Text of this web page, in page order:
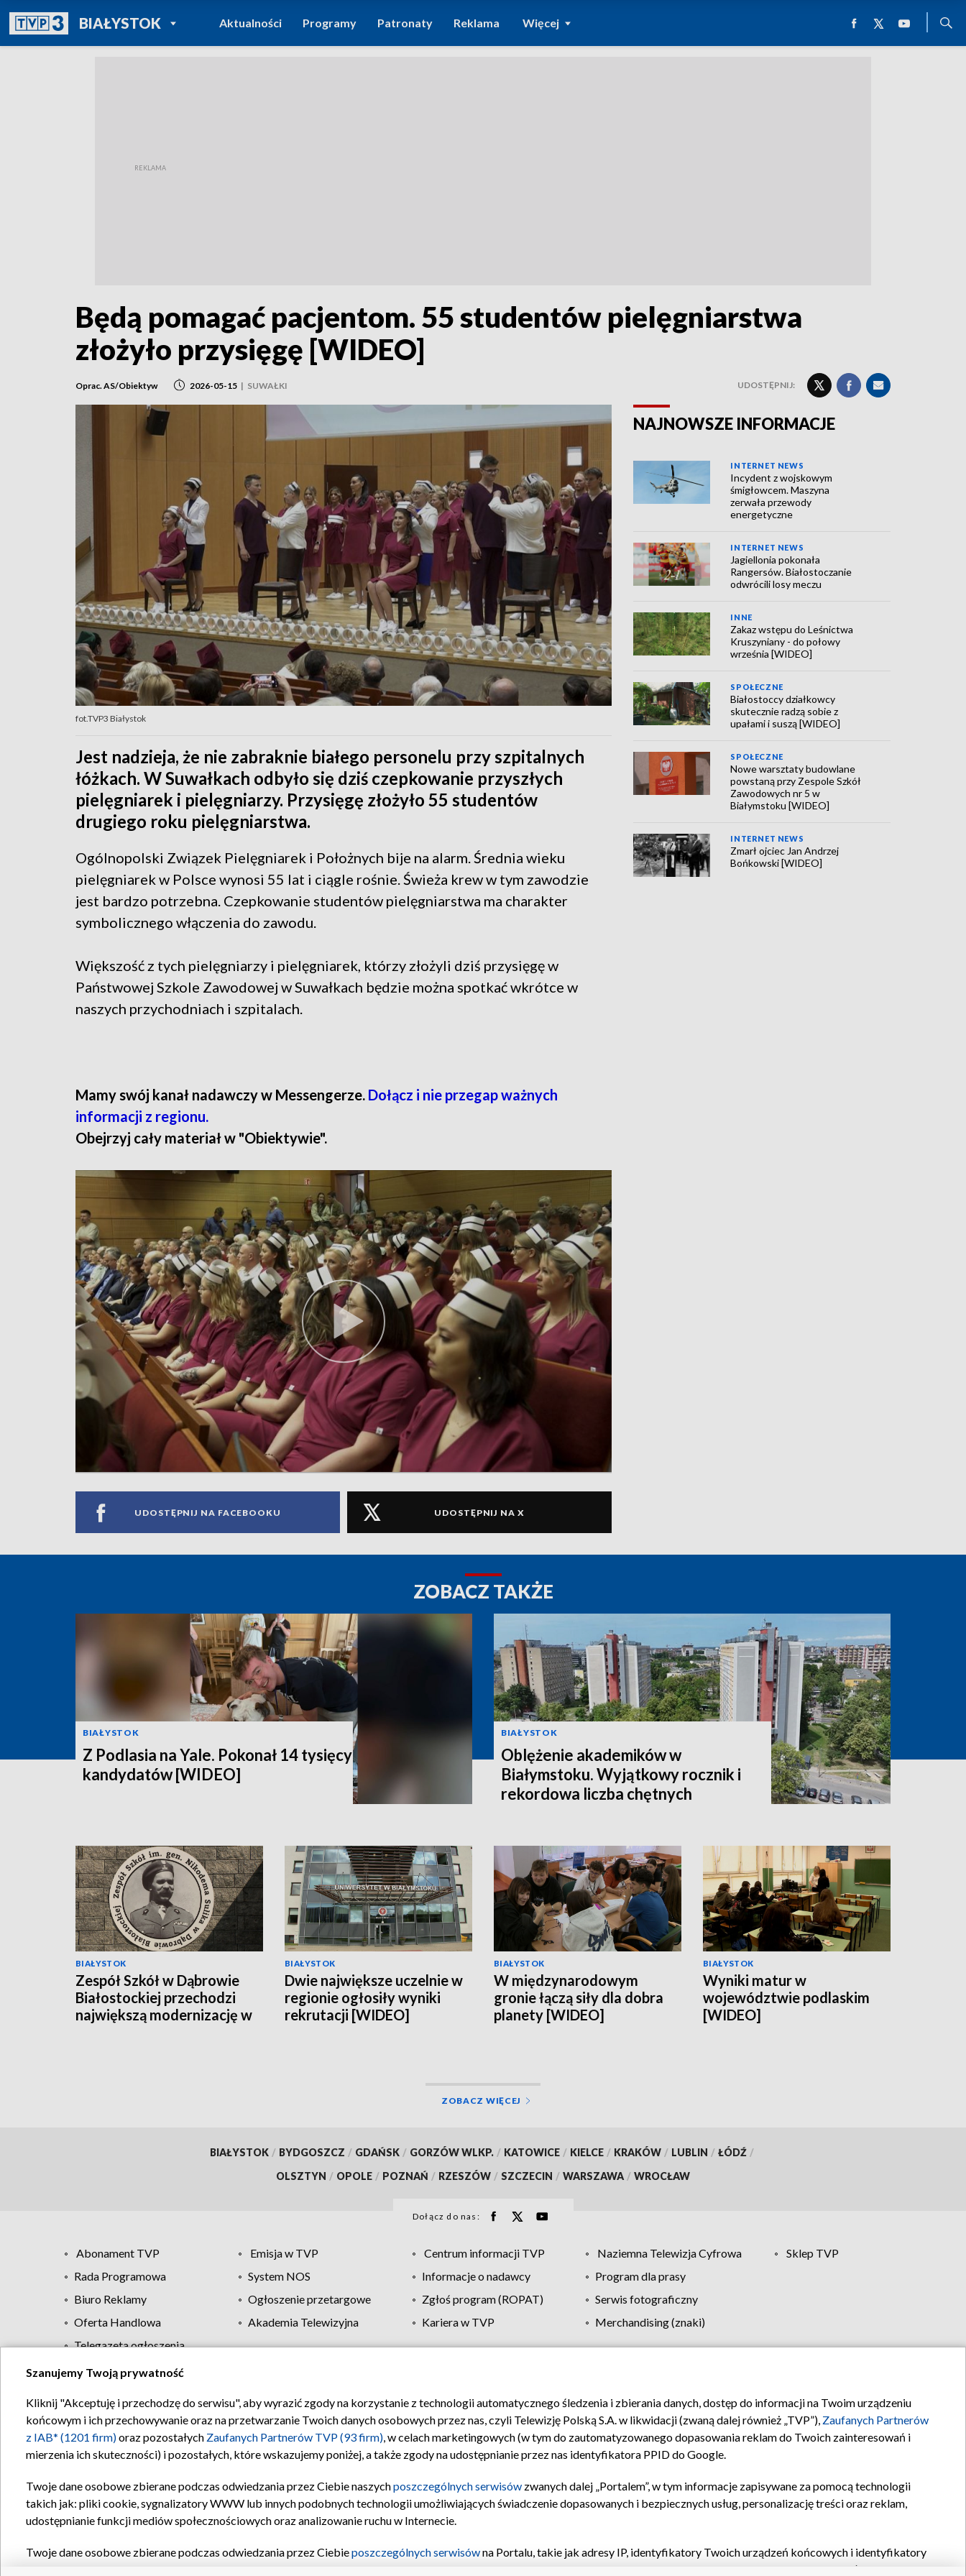
BIAŁYSTOKPOWRÓT DO
TVP REGIONY
Aktualności Programy Patronaty Reklama Więcej
Będą pomagać pacjentom. 55 studentów pielęgniarstwa
złożyło przysięgę [WIDEO]
Oprac. AS/Obiektyw 2026-05-15 | SUWAŁKI UDOSTĘPNIJ:
fot.TVP3 Białystok
Jest nadzieja, że nie zabraknie białego personelu przy szpitalnych
łóżkach. W Suwałkach odbyło się dziś czepkowanie przyszłych
pielęgniarek i pielęgniarzy. Przysięgę złożyło 55 studentów
drugiego roku pielęgniarstwa.
Ogólnopolski Związek Pielęgniarek i Położnych bije na alarm. Średnia wieku
pielęgniarek w Polsce wynosi 55 lat i ciągle rośnie. Świeża krew w tym zawodzie
jest bardzo potrzebna. Czepkowanie studentów pielęgniarstwa ma charakter
symbolicznego włączenia do zawodu.
Większość z tych pielęgniarzy i pielęgniarek, którzy złożyli dziś przysięgę w
Państwowej Szkole Zawodowej w Suwałkach będzie można spotkać wkrótce w
naszych przychodniach i szpitalach.
Mamy swój kanał nadawczy w Messengerze. Dołącz i nie przegap ważnych
informacji z regionu.
Obejrzyj cały materiał w "Obiektywie".
UDOSTĘPNIJ NA FACEBOOKU UDOSTĘPNIJ NA X
NAJNOWSZE INFORMACJE
INTERNET NEWS
Incydent z wojskowym
śmigłowcem. Maszyna
zerwała przewody
energetyczne
INTERNET NEWS
Jagiellonia pokonała
Rangersów. Białostoczanie
odwrócili losy meczu
INNE
Zakaz wstępu do Leśnictwa
Kruszyniany - do połowy
września [WIDEO]
SPOŁECZNE
Białostoccy działkowcy
skutecznie radzą sobie z
upałami i suszą [WIDEO]
SPOŁECZNE
Nowe warsztaty budowlane
powstaną przy Zespole Szkół
Zawodowych nr 5 w
Białymstoku [WIDEO]
INTERNET NEWS
Zmarł ojciec Jan Andrzej
Bońkowski [WIDEO]
ZOBACZ TAKŻE
BIAŁYSTOK
Z Podlasia na Yale. Pokonał 14 tysięcy
kandydatów [WIDEO]
BIAŁYSTOK
Oblężenie akademików w
Białymstoku. Wyjątkowy rocznik i
rekordowa liczba chętnych
BIAŁYSTOK
Zespół Szkół w Dąbrowie
Białostockiej przechodzi
największą modernizację w
BIAŁYSTOK
Dwie największe uczelnie w
regionie ogłosiły wyniki
rekrutacji [WIDEO]
BIAŁYSTOK
W międzynarodowym
gronie łączą siły dla dobra
planety [WIDEO]
BIAŁYSTOK
Wyniki matur w
województwie podlaskim
[WIDEO]
ZOBACZ WIĘCEJ
BIAŁYSTOK / BYDGOSZCZ / GDAŃSK / GORZÓW WLKP. / KATOWICE / KIELCE / KRAKÓW / LUBLIN / ŁÓDŹ /
OLSZTYN / OPOLE / POZNAŃ / RZESZÓW / SZCZECIN / WARSZAWA / WROCŁAW
Dołącz do nas:
Abonament TVP Emisja w TVP Centrum informacji TVP Naziemna Telewizja Cyfrowa
Sklep TVP
Rada Programowa
System NOS Informacje o nadawcy
Program dla prasy
Biuro Reklamy
Ogłoszenie przetargowe Zgłoś program (ROPAT)
Serwis fotograficzny
Oferta Handlowa
Akademia Telewizyjna Kariera w TVP
Merchandising (znaki)
Telegazeta ogłoszenia
Regulamin TVP Polityka prywatności Moje zgody Pomoc Biuro reklamy Kontakt
Szanujemy Twoją prywatność
Kliknij "Akceptuję i przechodzę do serwisu", aby wyrazić zgody na korzystanie z technologii automatycznego śledzenia i zbierania danych, dostęp do informacji na Twoim urządzeniu
końcowym i ich przechowywanie oraz na przetwarzanie Twoich danych osobowych przez nas, czyli Telewizję Polską S.A. w likwidacji (zwaną dalej również „TVP”), Zaufanych Partnerów
z IAB* (1201 firm)oraz pozostałych Zaufanych Partnerów TVP (93 firm), w celach marketingowych (w tym do zautomatyzowanego dopasowania reklam do Twoich zainteresowań i
mierzenia ich skuteczności) i pozostałych, które wskazujemy poniżej, a także zgody na udostępnianie przez nas identyfikatora PPID do Google.
Twoje dane osobowe zbierane podczas odwiedzania przez Ciebie naszychposzczególnych serwisów zwanych dalej „Portalem”, w tym informacje zapisywane za pomocą technologii
takich jak: pliki cookie, sygnalizatory WWW lub innych podobnych technologii umożliwiających świadczenie dopasowanych i bezpiecznych usług, personalizację treści oraz reklam,
udostępnianie funkcji mediów społecznościowych oraz analizowanie ruchu w Internecie.
Twoje dane osobowe zbierane podczas odwiedzania przez Ciebieposzczególnych serwisówna Portalu, takie jak adresy IP, identyfikatory Twoich urządzeń końcowych i identyfikatory
oraz pozostałych